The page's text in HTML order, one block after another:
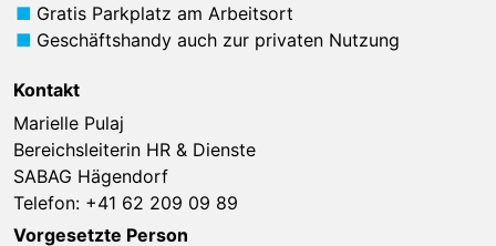
Gratis Parkplatz am Arbeitsort
Geschäftshandy auch zur privaten Nutzung
Kontakt
Marielle Pulaj
Bereichsleiterin HR & Dienste
SABAG Hägendorf
Telefon: +41 62 209 09 89
Vorgesetzte Person